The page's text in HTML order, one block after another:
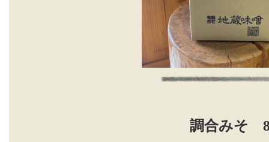
調合みそ